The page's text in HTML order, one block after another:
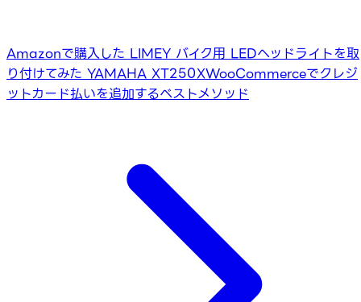
Amazonで購入した LIMEY バイク用 LEDヘッドライトを取
り付けてみた YAMAHA XT250XWooCommerceでクレジ
ットカード払いを追加するベストメソッド